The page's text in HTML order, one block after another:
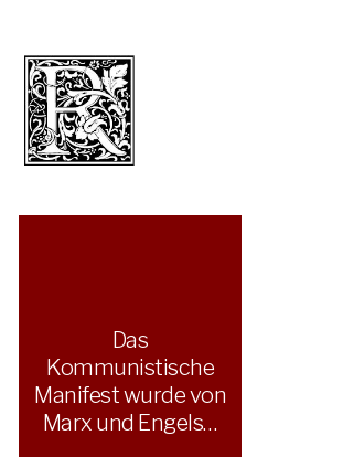
Das
Kommunistische
Manifest wurde von
Marx und Engels…